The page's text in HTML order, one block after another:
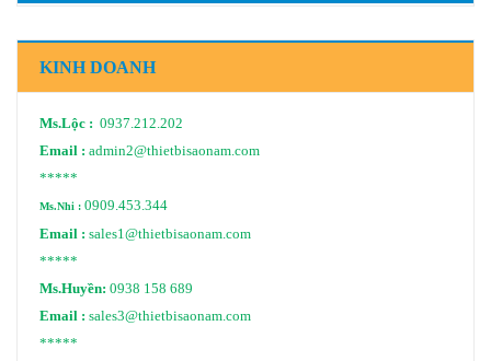
KINH DOANH
Ms.Lộc : 0937.212.202
Email : admin2@thietbisaonam.com
*****
Ms.Nhi : 0909.453.344
Email : sales1@thietbisaonam.com
*****
Ms.Huyền: 0938 158 689
Email : sales3@thietbisaonam.com
*****